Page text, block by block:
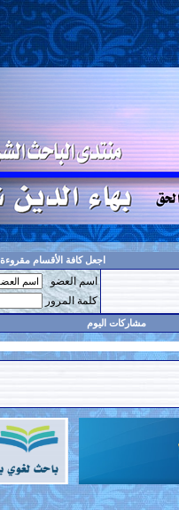
اجعل كافة الأقسام مقروءة
اسم العضو
كلمة المرور
مشاركات اليوم